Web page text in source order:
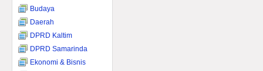
Budaya
Daerah
DPRD Kaltim
DPRD Samarinda
Ekonomi & Bisnis